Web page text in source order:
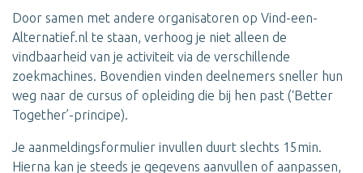
Door samen met andere organisatoren op Vind-een-
Alternatief.nl te staan, verhoog je niet alleen de
vindbaarheid van je activiteit via de verschillende
zoekmachines. Bovendien vinden deelnemers sneller hun
weg naar de cursus of opleiding die bij hen past (‘Better
Together’-principe).
Je aanmeldingsformulier invullen duurt slechts 15min.
Hierna kan je steeds je gegevens aanvullen of aanpassen,